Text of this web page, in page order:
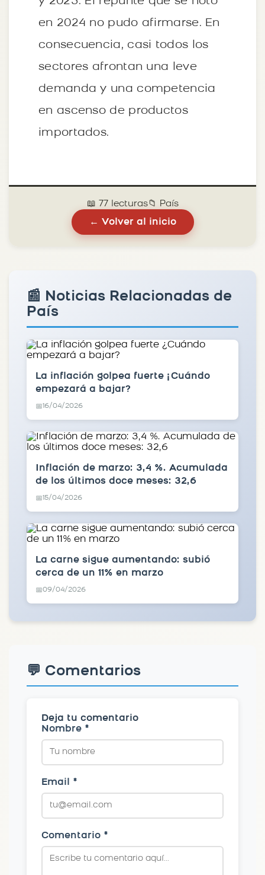
en 2024 no pudo afirmarse. En
consecuencia, casi todos los
sectores afrontan una leve
demanda y una competencia
en ascenso de productos
importados.
📖 77 lecturas📁 País
← Volver al inicio
📰 Noticias Relacionadas de
País
La inflación golpea fuerte ¿Cuándo
empezará a bajar?
📅16/04/2026
Inflación de marzo: 3,4 %. Acumulada
de los últimos doce meses: 32,6
📅15/04/2026
La carne sigue aumentando: subió
cerca de un 11% en marzo
📅09/04/2026
💬 Comentarios
Deja tu comentario
Nombre *
Email *
Comentario *